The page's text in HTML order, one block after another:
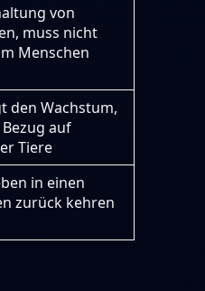
von
muss nicht
Menschen
den Wachstum,
auf
Tiere
in einen
zurück kehren